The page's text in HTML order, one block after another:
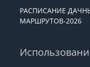
РАСПИСАНИЕ
МАРШРУТОВ-2026